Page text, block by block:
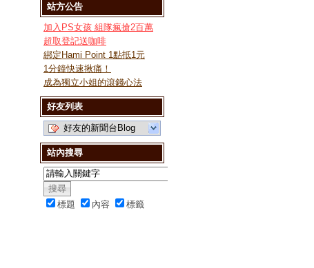
站方公告
加入PS女孩 組隊瘋搶2百萬
超取登記送咖啡
綁定Hami Point 1點抵1元
1分鐘快速揪痛！
成為獨立小姐的滾錢心法
好友列表
好友的新聞台Blog
站內搜尋
標題 內容 標籤